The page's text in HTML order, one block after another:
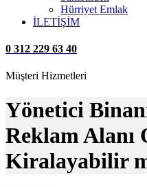
Hürriyet Emlak
İLETİŞİM
0 312 229 63 40
Müşteri Hizmetleri
Yönetici
Reklam Alanı
Kiralayabilir